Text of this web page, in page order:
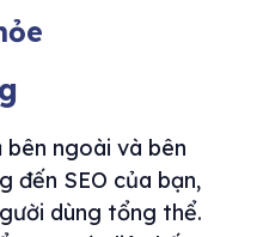
bên ngoài và bên
đến SEO của bạn,
dùng tổng thể.